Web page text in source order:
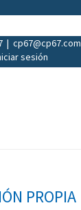
| cp67@cp67.com
sesión
PROPIA